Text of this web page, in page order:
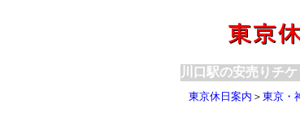
川口駅の安売りチ
東京休日案内 ＞ 東京・